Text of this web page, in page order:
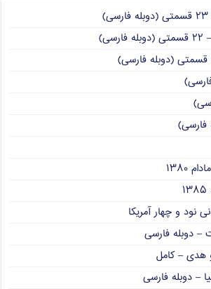
فارسی)
۱۳۸۰
نود و چهار آمریکا
دوبله فارسی
هدی – کامل
– دوبله فارسی